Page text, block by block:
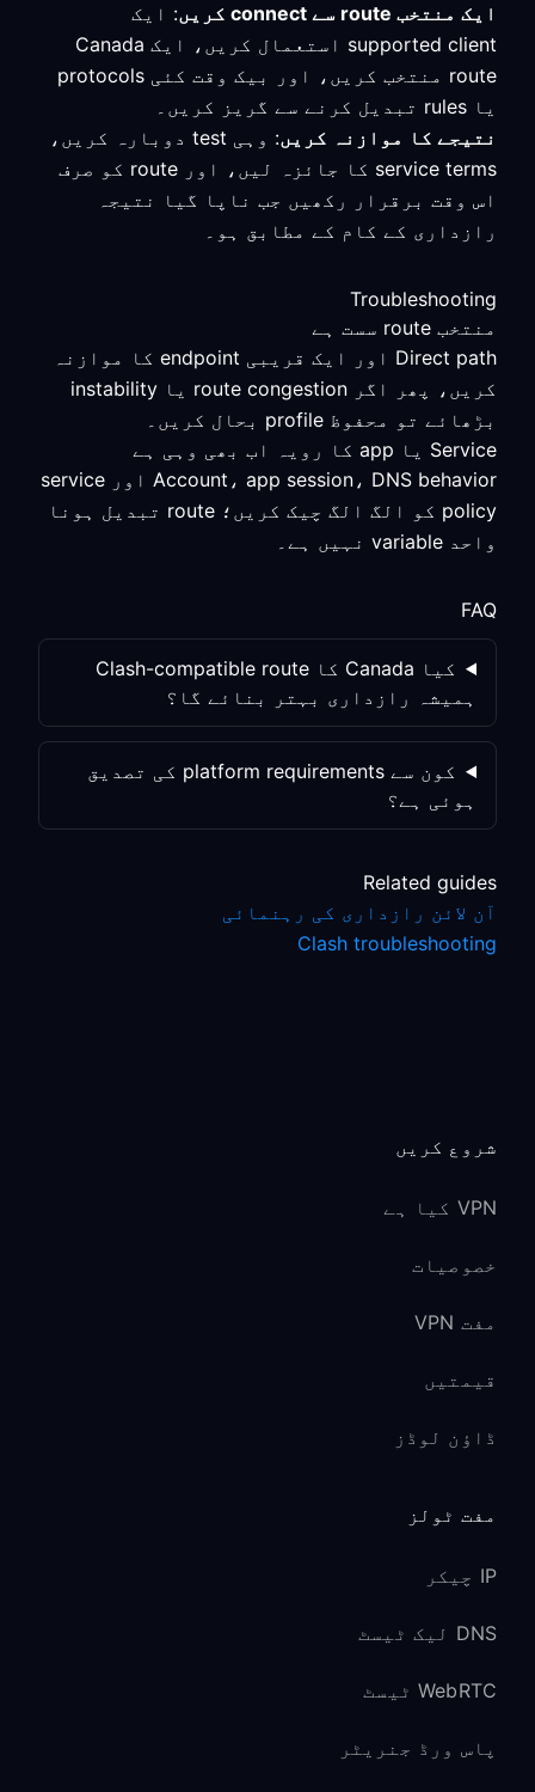
ایک منتخب route سے connect کریں
: ایک
supported client استعمال کریں، ایک Canada
route منتخب کریں، اور بیک وقت کئی protocols
یا rules تبدیل کرنے سے گریز کریں۔
نتیجے کا موازنہ کریں
: وہی test دوبارہ کریں،
service terms کا جائزہ لیں، اور route کو صرف
اس وقت برقرار رکھیں جب ناپا گیا نتیجہ
رازداری کے کام کے مطابق ہو۔
Troubleshooting
منتخب route سست ہے
Direct path اور ایک قریبی endpoint کا موازنہ
کریں، پھر اگر route congestion یا instability
بڑھائے تو محفوظ profile بحال کریں۔
Service یا app کا رویہ اب بھی وہی ہے
Account، app session، DNS behavior اور service
policy کو الگ الگ چیک کریں؛ route تبدیل ہونا
واحد variable نہیں ہے۔
FAQ
کیا Canada کا Clash-compatible route
ہمیشہ رازداری بہتر بنائے گا؟
کون سے platform requirements کی تصدیق
ہوئی ہے؟
Related guides
آن لائن رازداری کی رہنمائی
Clash troubleshooting
شروع کریں
VPN کیا ہے
خصوصیات
مفت VPN
قیمتیں
ڈاؤن لوڈز
مفت ٹولز
IP چیکر
DNS لیک ٹیسٹ
WebRTC ٹیسٹ
پاس ورڈ جنریٹر